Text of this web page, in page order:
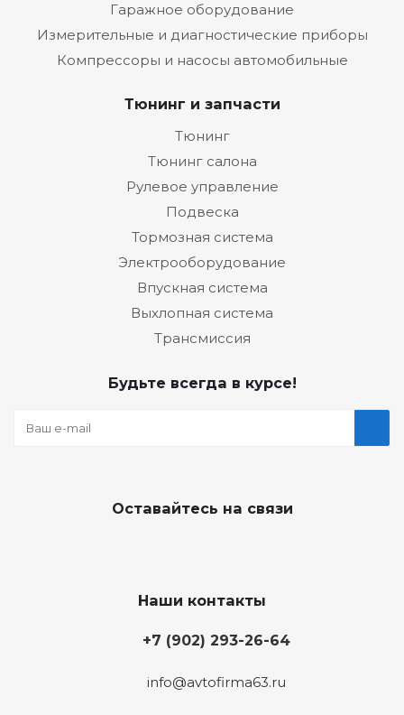
Гаражное оборудование
Измерительные и диагностические приборы
Компрессоры и насосы автомобильные
Тюнинг и запчасти
Тюнинг
Тюнинг салона
Рулевое управление
Подвеска
Тормозная система
Электрооборудование
Впускная система
Выхлопная система
Трансмиссия
Будьте всегда в курсе!
Оставайтесь на связи
Наши контакты
+7 (902) 293-26-64
info@avtofirma63.ru